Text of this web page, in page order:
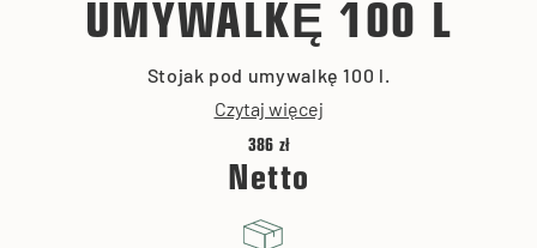
UMYWALKĘ 100 L
Stojak pod umywalkę 100 l.
Czytaj więcej
386 zł
Netto